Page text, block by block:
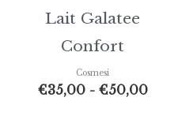
Lait Galatee
Confort
Cosmesi
€35,00 - €50,00